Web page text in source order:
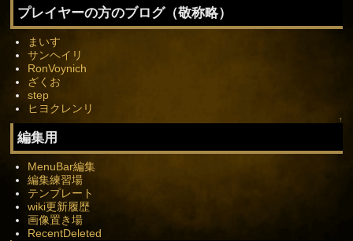
プレイヤーの方のブログ（敬称略）
まいす
サンヘイリ
RonVoynich
ざくお
step
ヒヨクレンリ
↑
編集用
MenuBar編集
編集練習場
テンプレート
wiki更新履歴
画像置き場
RecentDeleted